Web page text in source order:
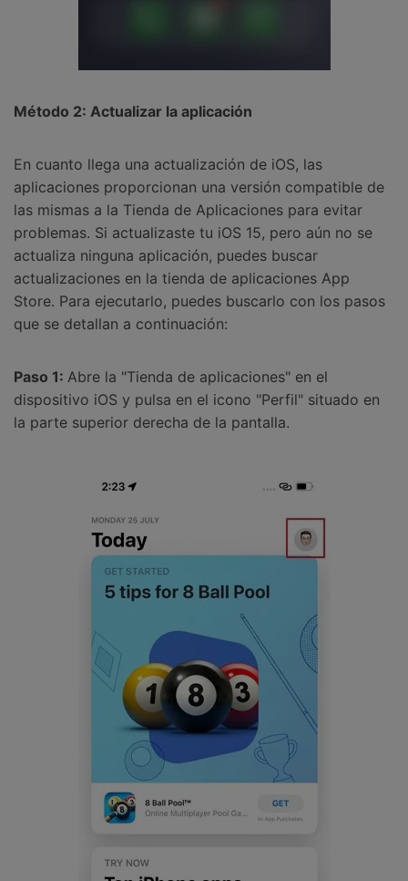
Método 2: Actualizar la aplicación
En cuanto llega una actualización de iOS, las
aplicaciones proporcionan una versión compatible de
las mismas a la Tienda de Aplicaciones para evitar
problemas. Si actualizaste tu iOS 15, pero aún no se
actualiza ninguna aplicación, puedes buscar
actualizaciones en la tienda de aplicaciones App
Store. Para ejecutarlo, puedes buscarlo con los pasos
que se detallan a continuación:
Paso 1: Abre la "Tienda de aplicaciones" en el
dispositivo iOS y pulsa en el icono "Perfil" situado en
la parte superior derecha de la pantalla.